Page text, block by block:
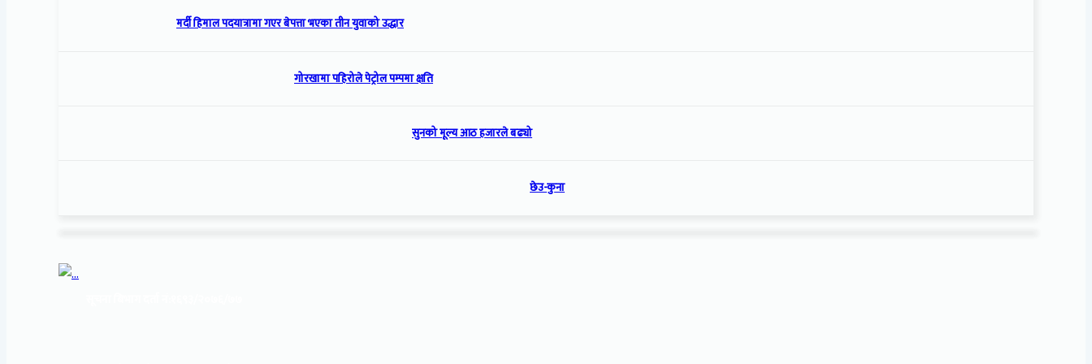
मर्दी हिमाल पदयात्रामा गएर बेपत्ता भएका तीन युवाको उद्धार
गोरखामा पहिरोले पेट्रोल पम्पमा क्षति
सुनको मूल्य आठ हजारले बढ्यो
छेउ-कुना